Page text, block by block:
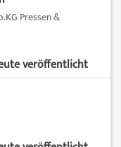
Pressen &
veröffentlicht